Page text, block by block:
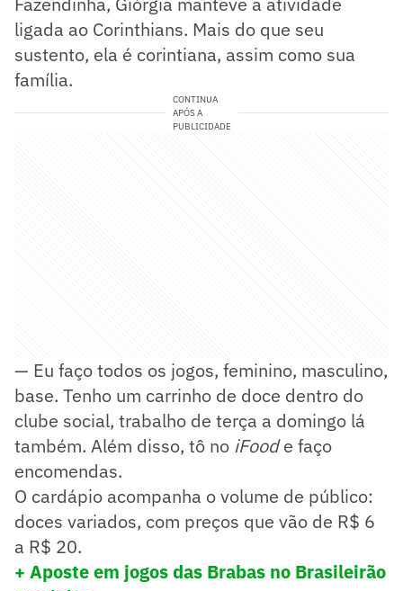
ligada ao Corinthians. Mais do que seu
sustento, ela é corintiana, assim como sua
família.
CONTINUA
APÓS A
PUBLICIDADE
— Eu faço todos os jogos, feminino, masculino,
base. Tenho um carrinho de doce dentro do
clube social, trabalho de terça a domingo lá
também. Além disso, tô no iFoode faço
encomendas.
O cardápio acompanha o volume de público:
doces variados, com preços que vão de R$ 6
a R$ 20.
+ Aposte em jogos das Brabas no Brasileirão